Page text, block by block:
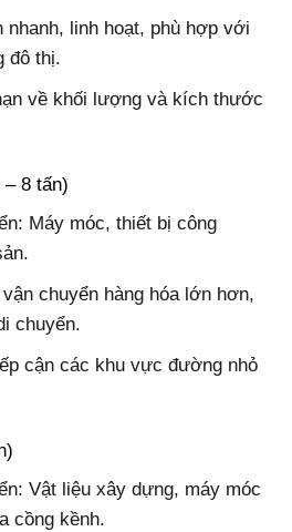
nhanh, linh hoạt, phù hợp với
đô thị.
về khối lượng và kích thước
8 tấn)
Máy móc, thiết bị công
chuyển hàng hóa lớn hơn,
chuyển.
cận các khu vực đường nhỏ
Vật liệu xây dựng, máy móc
cồng kềnh.